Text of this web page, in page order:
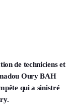
de techniciens et
Oury BAH
qui a sinistré